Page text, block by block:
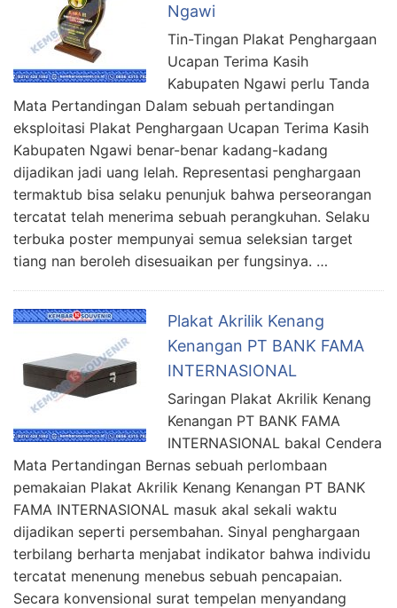
Ngawi
Tin-Tingan Plakat Penghargaan
Ucapan Terima Kasih
Kabupaten Ngawi perlu Tanda
Mata Pertandingan Dalam sebuah pertandingan
eksploitasi Plakat Penghargaan Ucapan Terima Kasih
Kabupaten Ngawi benar-benar kadang-kadang
dijadikan jadi uang lelah. Representasi penghargaan
termaktub bisa selaku penunjuk bahwa perseorangan
tercatat telah menerima sebuah perangkuhan. Selaku
terbuka poster mempunyai semua seleksian target
tiang nan beroleh disesuaikan per fungsinya. …
Plakat Akrilik Kenang
Kenangan PT BANK FAMA
INTERNASIONAL
Saringan Plakat Akrilik Kenang
Kenangan PT BANK FAMA
INTERNASIONAL bakal Cendera
Mata Pertandingan Bernas sebuah perlombaan
pemakaian Plakat Akrilik Kenang Kenangan PT BANK
FAMA INTERNASIONAL masuk akal sekali waktu
dijadikan seperti persembahan. Sinyal penghargaan
terbilang berharta menjabat indikator bahwa individu
tercatat menenung menebus sebuah pencapaian.
Secara konvensional surat tempelan menyandang